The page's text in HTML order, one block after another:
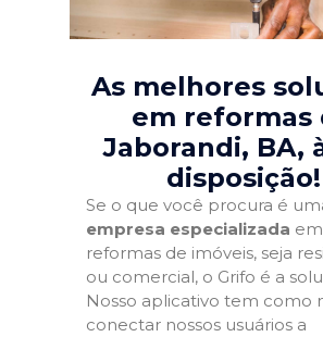
As melhores
em reformas
Jaborandi, BA,
disposição!
Se o que você procura é
empresa especializada em
reformas de imóveis, seja
ou comercial, o Grifo é a
Nosso aplicativo tem como
conectar nossos usuários a